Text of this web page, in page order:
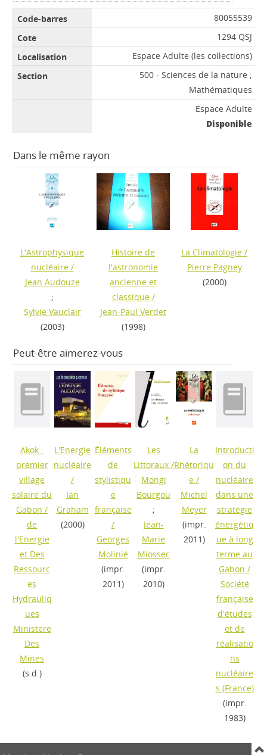
80055539
1294 QSJ
Espace Adulte (les collections)
500 - Sciences de la nature ;
Mathématiques
Espace Adulte
Disponible
Dans le même rayon
L'Astrophysique
nucléaire/
Jean Audouze
;
Sylvie Vauclair
(2003)
Histoire de
l'astronomie
ancienne et
classique/
Jean-Paul Verdet
(1998)
La Climatologie /
Pierre Pagney
(2000)
Peut-être aimerez-vous
Akok :
premier
village
solaire du
Gabon /
de
l'Energie
et Des
Ressourc
es
Hydrauliq
ues
Ministere
Des
Mines
(s.d.)
L'Energie
nucléaire
/
Ian
Graham
(2000)
Éléments
de
stylistiqu
e
française
/
Georges
Molinié
(impr.
2011)
Les
Littoraux/
Mongi
Bourgou
;
Jean-
Marie
Miossec
(impr.
2010)
La
Rhétoriqu
e /
Michel
Meyer
(impr.
2011)
Introducti
on du
nucléaire
dans une
stratégie
énergétiq
ue à long
terme au
Gabon /
Société
française
d'études
et de
réalisatio
ns
nucléaire
s (France)
(impr.
1983)